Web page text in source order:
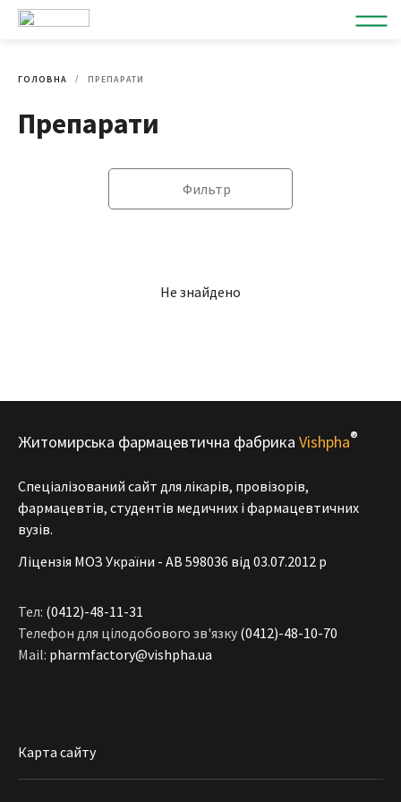
ГОЛОВНА ПРЕПАРАТИ
Препарати
Фильтр
Не знайдено
Житомирська фармацевтична фабрика Vishpha®
Спеціалізований сайт для лікарів, провізорів,
фармацевтів, студентів медичних і фармацевтичних
вузів.
Ліцензія МОЗ України - АВ 598036 від 03.07.2012 р
Тел: (0412)-48-11-31
Телефон для цілодобового зв'язку (0412)-48-10-70
Mail: pharmfactory@vishpha.ua
Карта сайту